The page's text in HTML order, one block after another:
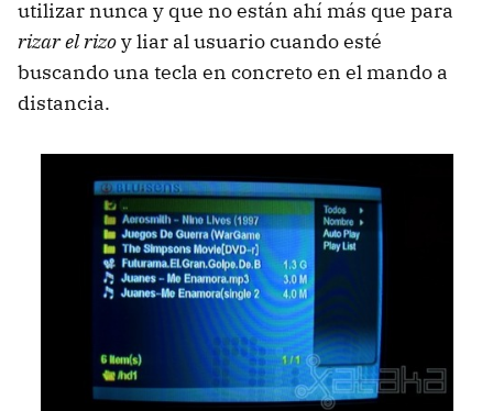
utilizar nunca y que no están ahí más que para
rizar el rizoy liar al usuario cuando esté
buscando una tecla en concreto en el mando a
distancia.